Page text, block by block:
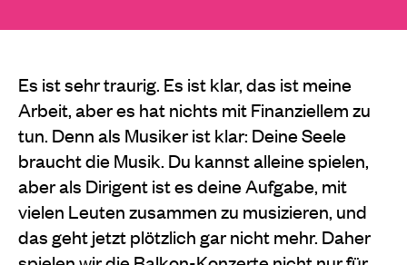
Es ist sehr traurig. Es ist klar, das ist meine
Arbeit, aber es hat nichts mit Finanziellem zu
tun. Denn als Musiker ist klar: Deine Seele
braucht die Musik. Du kannst alleine spielen,
aber als Dirigent ist es deine Aufgabe, mit
vielen Leuten zusammen zu musizieren, und
das geht jetzt plötzlich gar nicht mehr. Daher